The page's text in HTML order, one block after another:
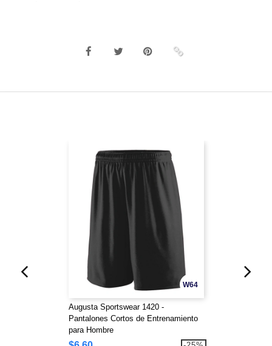
W64
Augusta Sportswear 1420 -
Pantalones Cortos de Entrenamiento
para Hombre